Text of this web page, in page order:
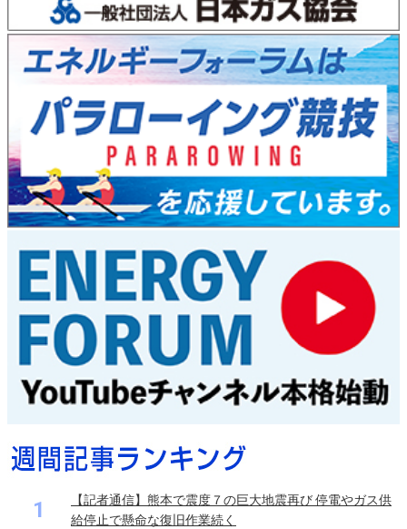
1
【記者通信】熊本で震度７の巨大地震再び 停電やガス供
給停止で懸命な復旧作業続く